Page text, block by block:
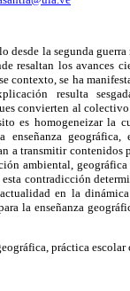
desde la segunda
resaltan los avances
contexto, se ha
resulta
convierten al colectivo
es homogeneizar la
geográfica,
a transmitir contenidos
ambiental,
contradicción
en la
la enseñanza
práctica